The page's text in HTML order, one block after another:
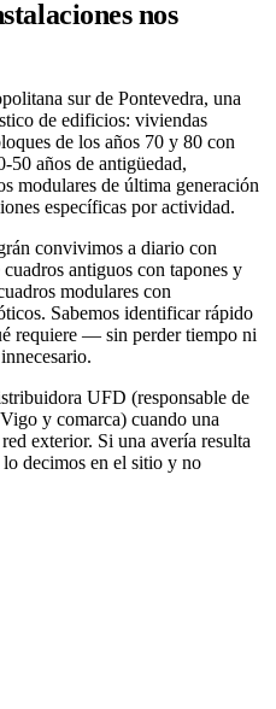
nos
sur de Pontevedra, una
de edificios: viviendas
de los años 70 y 80 con
50 años de antigüedad,
modulares de última generación
específicas por actividad.
convivimos a diario con
antiguos con tapones y
modulares con
Sabemos identificar rápido
requiere — sin perder tiempo ni
UFD (responsable de
y comarca) cuando una
exterior. Si una avería resulta
decimos en el sitio y no